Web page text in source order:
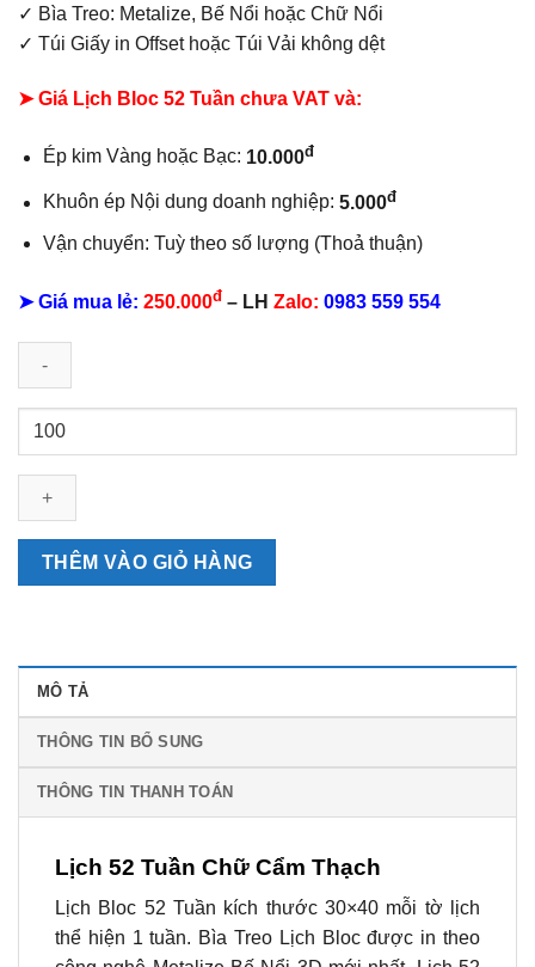
✓ Bìa Treo: Metalize, Bế Nổi hoặc Chữ Nổi
✓ Túi Giấy in Offset hoặc Túi Vải không dệt
➤ Giá Lịch Bloc 52 Tuần chưa VAT và:
Ép kim Vàng hoặc Bạc: 10.000đ
Khuôn ép Nội dung doanh nghiệp: 5.000đ
Vận chuyển: Tuỳ theo số lượng (Thoả thuận)
➤ Giá mua lẻ: 250.000đ – LH Zalo: 0983 559 554
Lịch
Tuần
Chữ
Thạch
số
THÊM VÀO GIỎ HÀNG
MÔ TẢ
THÔNG TIN BỔ SUNG
THÔNG TIN THANH TOÁN
Lịch 52 Tuần Chữ Cẩm Thạch
Lịch Bloc 52 Tuần kích thước 30×40 mỗi tờ lịch
thể hiện 1 tuần. Bìa Treo Lịch Blocđược in theo